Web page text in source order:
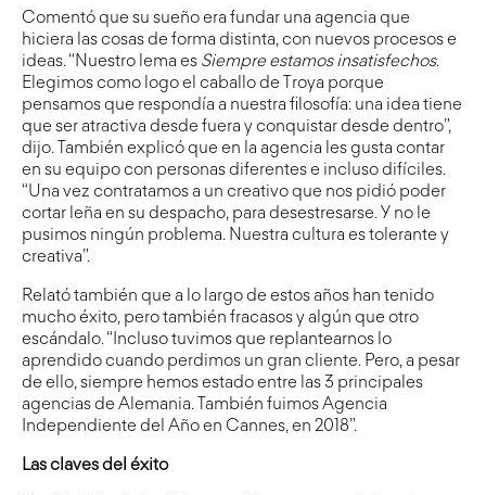
Comentó que su sueño era fundar una agencia que
hiciera las cosas de forma distinta, con nuevos procesos e
ideas. “Nuestro lema es Siempre estamos insatisfechos.
Elegimos como logo el caballo de Troya porque
pensamos que respondía a nuestra filosofía: una idea tiene
que ser atractiva desde fuera y conquistar desde dentro”,
dijo. También explicó que en la agencia les gusta contar
en su equipo con personas diferentes e incluso difíciles.
“Una vez contratamos a un creativo que nos pidió poder
cortar leña en su despacho, para desestresarse. Y no le
pusimos ningún problema. Nuestra cultura es tolerante y
creativa”.
Relató también que a lo largo de estos años han tenido
mucho éxito, pero también fracasos y algún que otro
escándalo. “Incluso tuvimos que replantearnos lo
aprendido cuando perdimos un gran cliente. Pero, a pesar
de ello, siempre hemos estado entre las 3 principales
agencias de Alemania. También fuimos Agencia
Independiente del Año en Cannes, en 2018”.
Las claves del éxito